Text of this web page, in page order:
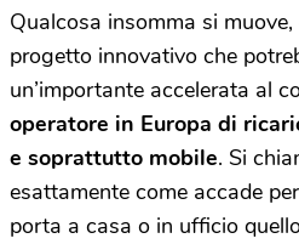
Qualcosa insomma si
progetto innovativo che
un’importante accelerata al
operatore in Europa di
e soprattutto mobile. Si
esattamente come accade
porta a casa o in ufficio